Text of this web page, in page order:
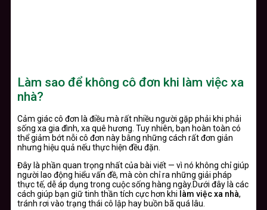
Làm sao để không cô đơn khi làm việc xa
nhà?
Cảm giác cô đơn là điều mà rất nhiều người gặp phải khi phải
sống xa gia đình, xa quê hương. Tuy nhiên, bạn hoàn toàn có
thể giảm bớt nỗi cô đơn này bằng những cách rất đơn giản
nhưng hiệu quả nếu thực hiện đều đặn.
Đây là phần quan trọng nhất của bài viết — vì nó không chỉ giúp
người lao động hiểu vấn đề, mà còn chỉ ra những giải pháp
thực tế, dễ áp dụng trong cuộc sống hàng ngày.Dưới đây là các
cách giúp bạn giữ tinh thần tích cực hơn khi làm việc xa nhà,
tránh rơi vào trạng thái cô lập hay buồn bã quá lâu.